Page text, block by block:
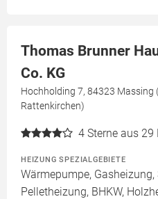
Thomas Brunner
Co. KG
Hochholding 7, 84323 Massing
Rattenkirchen)
4 Sterne aus 29
HEIZUNG SPEZIALGEBIETE
Wärmepumpe,
Pelletheizung, BHKW,